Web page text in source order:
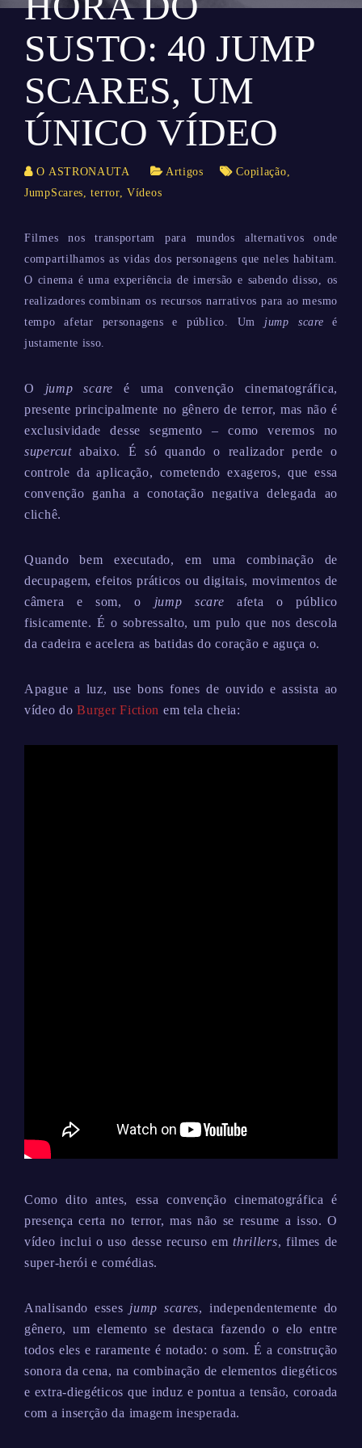
SUSTO: 40 JUMP
SCARES, UM
ÚNICO VÍDEO
O ASTRONAUTA Artigos Copilação,
JumpScares,terror,Vídeos
Filmes nos transportam para mundos alternativos onde
compartilhamos as vidas dos personagens que neles habitam.
O cinema é uma experiência de imersão e sabendo disso, os
realizadores combinam os recursos narrativos para ao mesmo
tempo afetar personagens e público. Um jump scare é
justamente isso.
O jump scare é uma convenção cinematográfica,
presente principalmente no gênero de terror, mas não é
exclusividade desse segmento – como veremos no
supercutabaixo. É só quando o realizador perde o
controle da aplicação, cometendo exageros, que essa
convenção ganha a conotação negativa delegada ao
clichê.
Quando bem executado, em uma combinação de
decupagem, efeitos práticos ou digitais, movimentos de
câmera e som, o jump scare afeta o público
fisicamente. É o sobressalto, um pulo que nos descola
da cadeira e acelera as batidas do coração e aguça o.
Apague a luz, use bons fones de ouvido e assista ao
vídeo doBurger Fiction em tela cheia:
Como dito antes, essa convenção cinematográfica é
presença certa no terror, mas não se resume a isso. O
vídeo inclui o uso desse recurso emthrillers, filmes de
super-herói e comédias.
Analisando esses jump scares, independentemente do
gênero, um elemento se destaca fazendo o elo entre
todos eles e raramente é notado: o som. É a construção
sonora da cena, na combinação de elementos diegéticos
e extra-diegéticos que induz e pontua a tensão, coroada
com a inserção da imagem inesperada.